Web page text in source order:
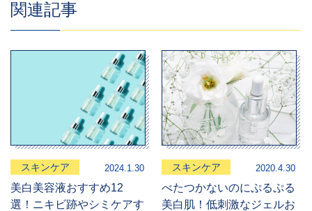
関連記事
スキンケア 2024.1.30
美白美容液おすすめ12
選！ニキビ跡やシミケアす
スキンケア 2020.4.30
べたつかないのにぷるぷる
美白肌！低刺激なジェルお